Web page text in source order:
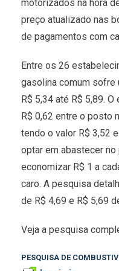
motorizados na hora
preço atualizado nas
de pagamentos com
Entre os 26
gasolina comum sofre
R$ 5,34 até R$ 5,89.
R$ 0,62 entre o posto
tendo o valor R$ 3,52
optar em abastecer
economizar R$ 1 a
caro. A pesquisa
de R$ 4,69 e R$ 5,69
Veja a pesquisa
PESQUISA DE